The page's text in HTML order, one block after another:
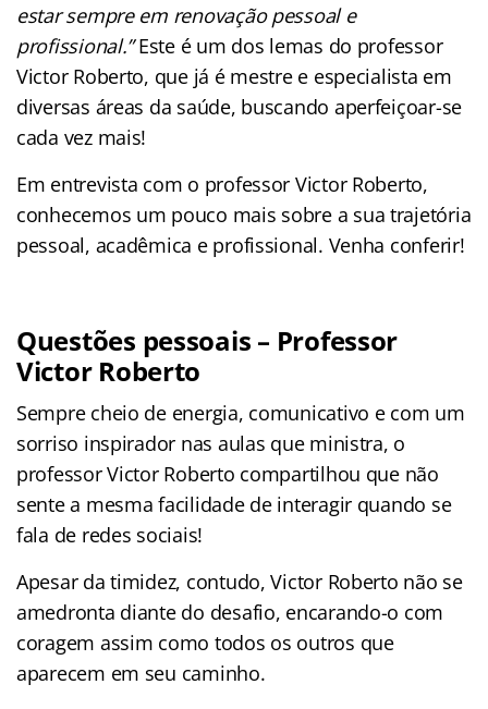
estar sempre em renovação pessoal e
profissional.”Este é um dos lemas do professor
Victor Roberto, que já é mestre e especialista em
diversas áreas da saúde, buscando aperfeiçoar-se
cada vez mais!
Em entrevista com o professor Victor Roberto,
conhecemos um pouco mais sobre a sua trajetória
pessoal, acadêmica e profissional. Venha conferir!
Questões pessoais – Professor
Victor Roberto
Sempre cheio de energia, comunicativo e com um
sorriso inspirador nas aulas que ministra, o
professor Victor Roberto compartilhou que não
sente a mesma facilidade de interagir quando se
fala de redes sociais!
Apesar da timidez, contudo, Victor Roberto não se
amedronta diante do desafio, encarando-o com
coragem assim como todos os outros que
aparecem em seu caminho.